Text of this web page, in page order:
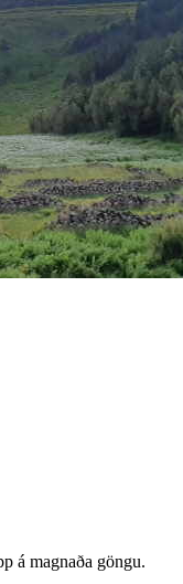
á magnaða göngu.